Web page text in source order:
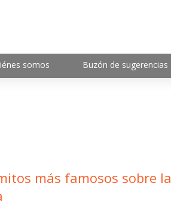
somos Buzón de sugerencias
más famosos sobre la